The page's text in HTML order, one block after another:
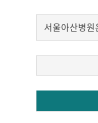
서울아산병원
Q. 뇌혈관 중